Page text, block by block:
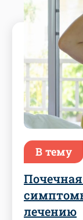
В тему
лечению